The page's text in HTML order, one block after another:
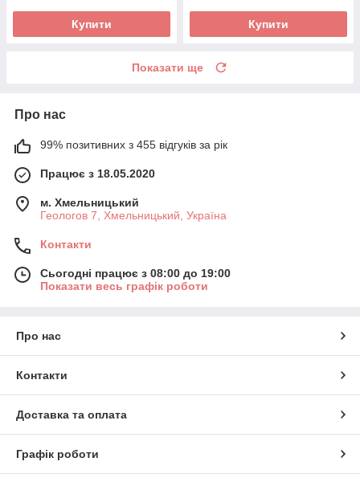
Купити Купити
Показати ще
Про нас
99% позитивних з 455 відгуків за рік
Працює з 18.05.2020
м. Хмельницький
Геологов 7, Хмельницький, Україна
Контакти
Сьогодні працює з 08:00 до 19:00
Показати весь графік роботи
Про нас
Контакти
Доставка та оплата
Графік роботи